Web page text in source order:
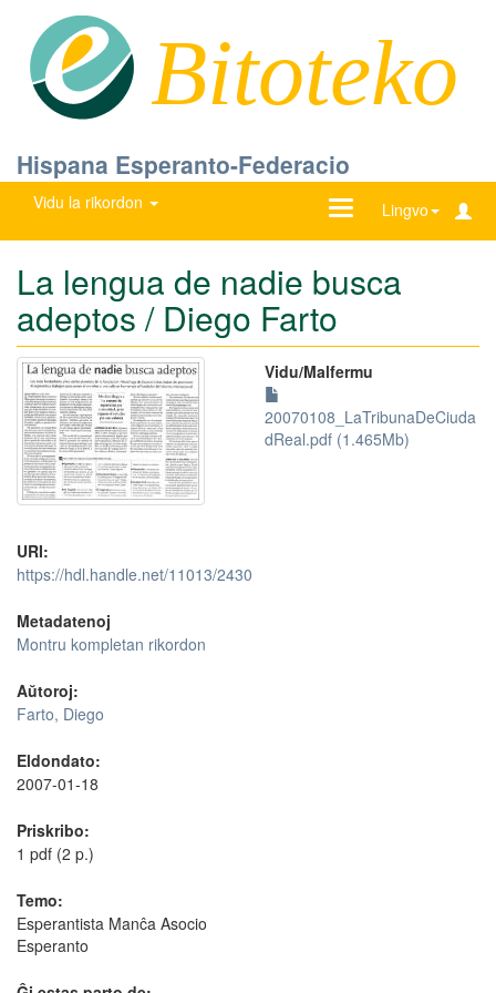
Bitoteko
Hispana Esperanto-Federacio
Vidu la rikordon Lingvo
Ŝanĝu
La lengua de nadie busca
adeptos / Diego Farto
Vidu/Malfermu
20070108_LaTribunaDeCiuda
dReal.pdf (1.465Mb)
URI:
https://hdl.handle.net/11013/2430
Metadatenoj
Montru kompletan rikordon
Aŭtoroj:
Farto, Diego
Eldondato:
2007-01-18
Priskribo:
1 pdf (2 p.)
Temo:
Esperantista Manĉa Asocio
Esperanto